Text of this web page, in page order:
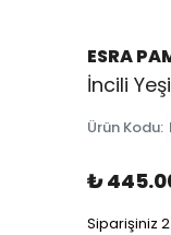
ESRA
İncili
Ürün Kodu:
₺
Siparişiniz